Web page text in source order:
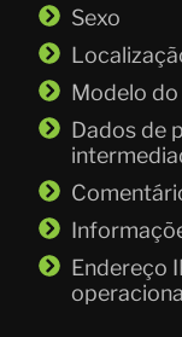
Sexo
Modelo
Dados de
Endereço